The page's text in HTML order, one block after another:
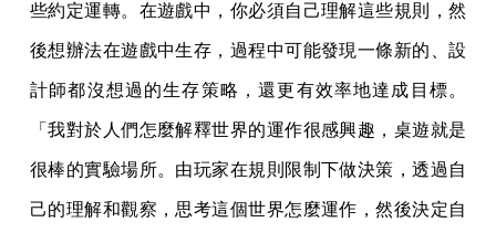
些約定運轉。在遊戲中，你必須自己理解這些規則，然
後想辦法在遊戲中生存，過程中可能發現一條新的、設
計師都沒想過的生存策略，還更有效率地達成目標。
「我對於人們怎麼解釋世界的運作很感興趣，桌遊就是
很棒的實驗場所。由玩家在規則限制下做決策，透過自
己的理解和觀察，思考這個世界怎麼運作，然後決定自